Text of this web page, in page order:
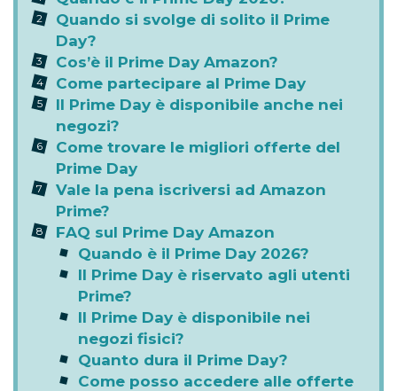
Quando si svolge di solito il Prime
Day?
Cos’è il Prime Day Amazon?
Come partecipare al Prime Day
Il Prime Day è disponibile anche nei
negozi?
Come trovare le migliori offerte del
Prime Day
Vale la pena iscriversi ad Amazon
Prime?
FAQ sul Prime Day Amazon
Quando è il Prime Day 2026?
Il Prime Day è riservato agli utenti
Prime?
Il Prime Day è disponibile nei
negozi fisici?
Quanto dura il Prime Day?
Come posso accedere alle offerte